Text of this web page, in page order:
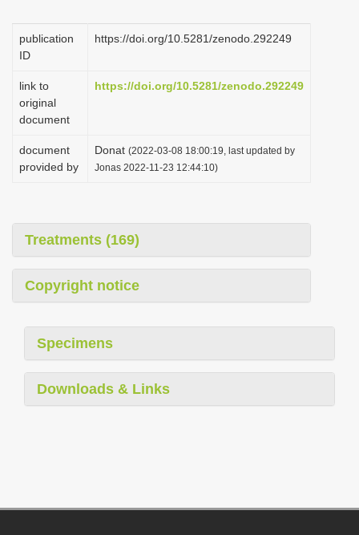
publication
ID
https://doi.org/10.5281/zenodo.292249
link to
original
document
https://doi.org/10.5281/zenodo.292249
document
provided by
Donat (2022-03-08 18:00:19, last updated by
Jonas 2022-11-23 12:44:10)
Treatments (169)
Copyright notice
Specimens
Downloads & Links